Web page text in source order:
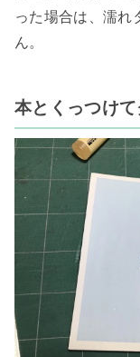
った場合は、濡れ
ん。
本とくっつけ